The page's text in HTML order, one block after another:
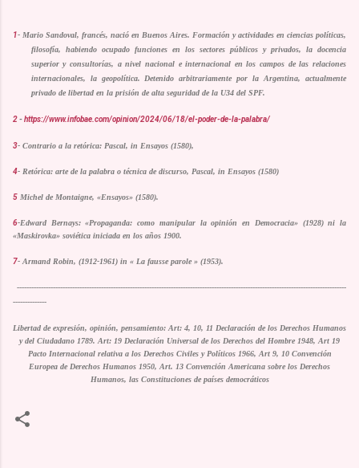
1- Mario Sandoval, francés, nació en Buenos Aires. Formación y actividades en ciencias políticas,
filosofía, habiendo ocupado funciones en los sectores públicos y privados, la docencia
superior y consultorías, a nivel nacional e internacional en los campos de las relaciones
internacionales, la geopolítica. Detenido arbitrariamente por la Argentina, actualmente
privado de libertad en la prisión de alta seguridad de la U34 del SPF.
2-https://www.infobae.com/opinion/2024/06/18/el-poder-de-la-palabra/
3- Contrario a la retórica: Pascal, in Ensayos (1580),
4- Retórica: arte de la palabra o técnica de discurso, Pascal, in Ensayos (1580)
5 Michel de Montaigne, «Ensayos» (1580).
6-Edward Bernays: «Propaganda: como manipular la opinión en Democracia» (1928) ni la
«Maskirovka» soviética iniciada en los años 1900.
7- Armand Robin, (1912-1961) in « La fausse parole » (1953).
-----------------------------------------------------------------------------------------------------------------------------------------
--------------
Libertad de expresión, opinión, pensamiento: Art: 4, 10, 11 Declaración de los Derechos Humanos
y del Ciudadano 1789. Art: 19 Declaración Universal de los Derechos del Hombre 1948, Art 19
Pacto Internacional relativa a los Derechos Civiles y Políticos 1966, Art 9, 10 Convención
Europea de Derechos Humanos 1950, Art. 13 Convención Americana sobre los Derechos
Humanos, las Constituciones de países democráticos